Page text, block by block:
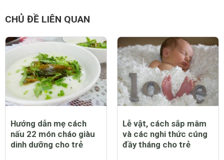
CHỦ ĐỀ LIÊN QUAN
Hướng dẫn mẹ cách
nấu 22 món cháo giàu
dinh dưỡng cho trẻ
Lễ vật, cách sắp mâm
và các nghi thức cúng
đầy tháng cho trẻ